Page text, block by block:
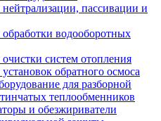
нейтрализации, пассивации и
обработки водооборотных
систем отопления
обратного осмоса
для разборной
теплообменников
и обезжириватели